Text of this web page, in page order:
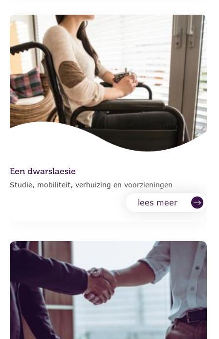
Een dwarslaesie
Studie, mobiliteit, verhuizing en voorzieningen
lees meer